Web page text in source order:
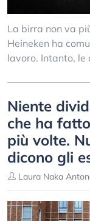
La birra non va
Heineken ha
lavoro. Intanto, le
Niente
che ha
più volte.
dicono gli
Laura Naka